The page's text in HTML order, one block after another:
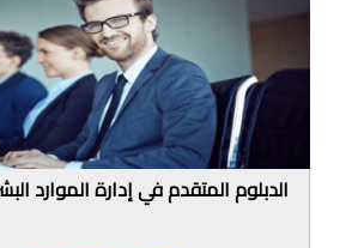
الدبلوم المتقدم في إدارة الموارد